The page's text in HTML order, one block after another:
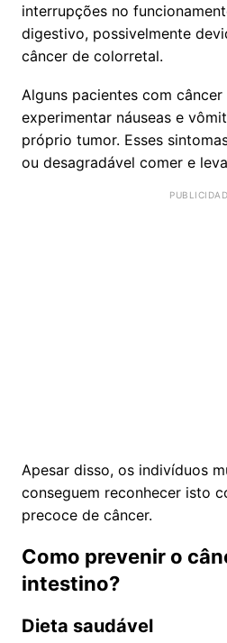
interrupções no
digestivo, possivelmente
câncer de colorretal.
Alguns pacientes com
experimentar náuseas e
próprio tumor. Esses
ou desagradável comer e
Apesar disso, os indivíduos
conseguem reconhecer isto
precoce de câncer.
Como prevenir o
intestino?
Dieta saudável